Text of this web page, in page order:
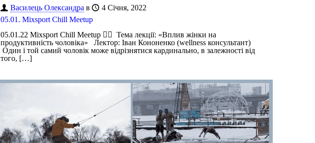
Василець Олександра в
4 Січня, 2022
05.01. Mixsport Chill Meetup
05.01.22 Mixsport Chill Meetup 🧖‍♂️ Тема лекції: «Вплив жінки на
продуктивність чоловіка» Лектор: Іван Кононенко (wellness консультант)
Один і той самий чоловік може відрізнятися кардинально, в залежності від
того, […]